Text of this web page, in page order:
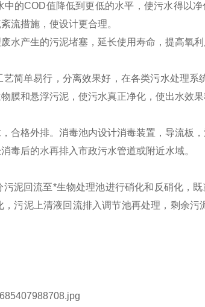
的COD值降低到更低的水平，使污水得以
流措施，使设计更合理。
水产生的污泥堵塞，延长使用寿命，提高氧利
简单易行，分离效果好，在各类污水处理系
膜和悬浮污泥，使污水真正净化，使出水效果
合格外排。消毒池内设计消毒装置，导流板
毒后的水再排入市政污水管道或附近水域。
泥回流至*生物处理池进行硝化和反硝化，既
污泥上清液回流排入调节池再处理，剩余污